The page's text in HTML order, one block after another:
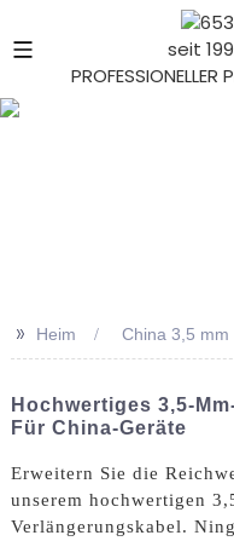
seit
PROFESSIONELLER
>> Heim China 3,5 mm
Hochwertiges 3,5-
Für China-Geräte
Erweitern Sie die
unserem hochwertigen
Verlängerungskabel.